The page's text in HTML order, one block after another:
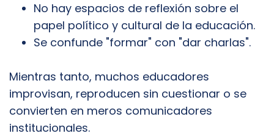
No hay espacios de reflexión sobre el
papel político y cultural de la educación.
Se confunde "formar" con "dar charlas".
Mientras tanto, muchos educadores
improvisan, reproducen sin cuestionar o se
convierten en meros comunicadores
institucionales.